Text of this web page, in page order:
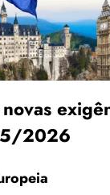
2026